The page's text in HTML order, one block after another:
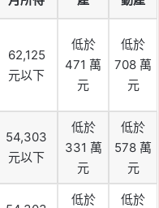
62,125
元以下
低於
471 萬
元
低於
708 萬
元
54,303
元以下
低於
331 萬
元
低於
578 萬
元
低於
低於